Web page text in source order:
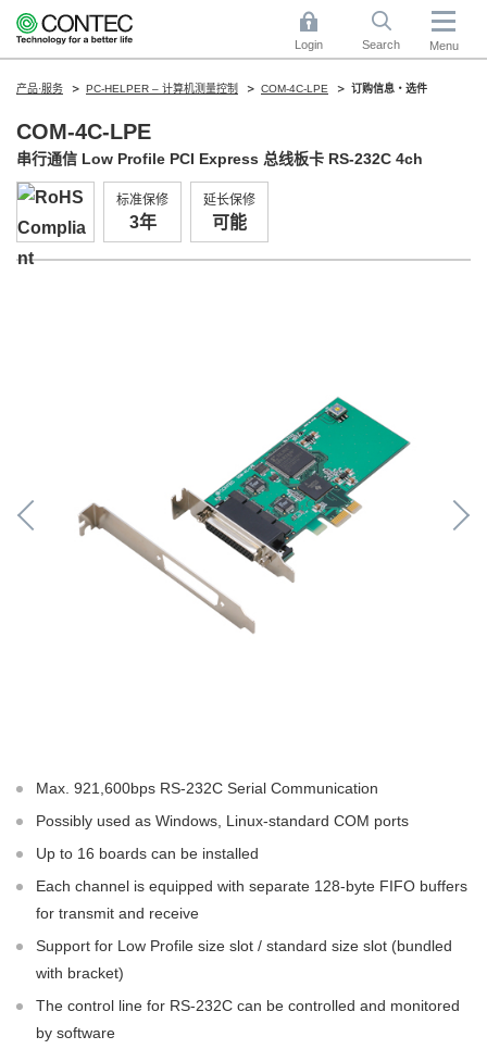
Login Search Menu
产品·服务 PC-HELPER – 计算机测量控制 COM-4C-LPE 订购信息・选件
COM-4C-LPE
串行通信 Low Profile PCI Express 总线板卡 RS-232C 4ch
标准保修
3年
延长保修
可能
Max. 921,600bps RS-232C Serial Communication
Possibly used as Windows, Linux-standard COM ports
Up to 16 boards can be installed
Each channel is equipped with separate 128-byte FIFO buffers
for transmit and receive
Support for Low Profile size slot / standard size slot (bundled
with bracket)
The control line for RS-232C can be controlled and monitored
by software